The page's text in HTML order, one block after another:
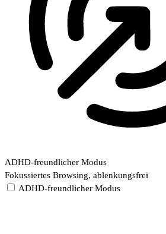
ADHD-freundlicher Modus
Fokussiertes Browsing, ablenkungsfrei
ADHD-freundlicher Modus